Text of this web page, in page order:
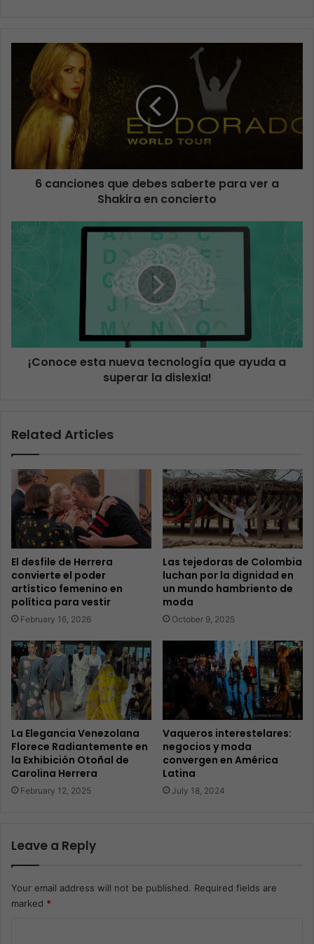
6 canciones que debes saberte para ver a
Shakira en concierto
¡Conoce esta nueva tecnología que ayuda a
superar la dislexia!
Related Articles
El desfile de Herrera
convierte el poder
artístico femenino en
política para vestir
February 16, 2026
Las tejedoras de Colombia
luchan por la dignidad en
un mundo hambriento de
moda
October 9, 2025
La Elegancia Venezolana
Florece Radiantemente en
la Exhibición Otoñal de
Carolina Herrera
February 12, 2025
Vaqueros interestelares:
negocios y moda
convergen en América
Latina
July 18, 2024
Leave a Reply
Your email address will not be published. Required fields are
marked *